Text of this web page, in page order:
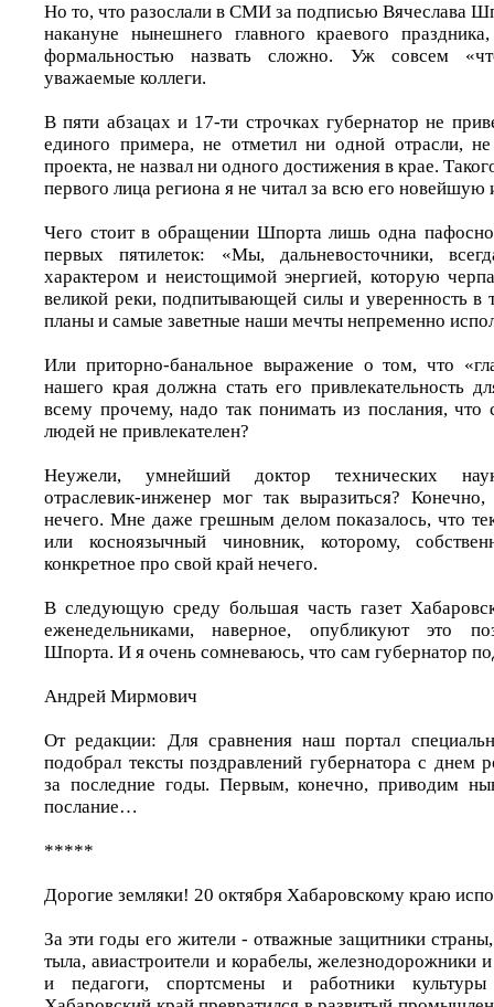
Но то, что разослали в СМИ за подписью Вячеслава
накануне нынешнего главного краевого
формальностью назвать сложно. Уж совсем
уважаемые коллеги.
В пяти абзацах и 17-ти строчках губернатор не
единого примера, не отметил ни одной отрасли,
проекта, не назвал ни одного достижения в крае.
первого лица региона я не читал за всю его новейшую
Чего стоит в обращении Шпорта лишь одна
первых пятилеток: «Мы, дальневосточники,
характером и неистощимой энергией, которую
великой реки, подпитывающей силы и уверенность в
планы и самые заветные наши мечты непременно
Или приторно-банальное выражение о том, что
нашего края должна стать его привлекательность
всему прочему, надо так понимать из послания, что
людей не привлекателен?
Неужели, умнейший доктор технических
отраслевик-инженер мог так выразиться?
нечего. Мне даже грешным делом показалось, что
или косноязычный чиновник, которому,
конкретное про свой край нечего.
В следующую среду большая часть газет
еженедельниками, наверное, опубликуют это
Шпорта. И я очень сомневаюсь, что сам губернатор
Андрей Мирмович
От редакции: Для сравнения наш портал
подобрал тексты поздравлений губернатора с днем
за последние годы. Первым, конечно, приводим
послание…
*****
Дорогие земляки! 20 октября Хабаровскому краю
За эти годы его жители - отважные защитники
тыла, авиастроители и корабелы, железнодорожники
и педагоги, спортсмены и работники